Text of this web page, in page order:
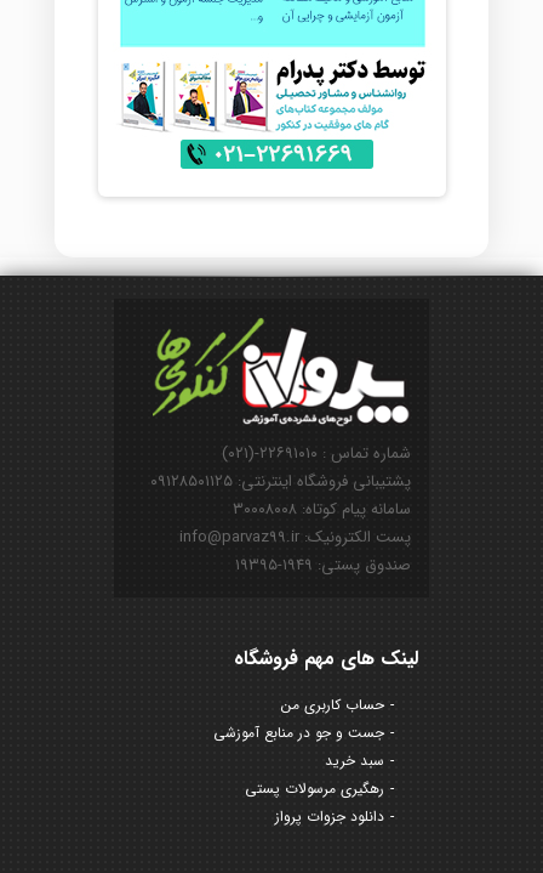
شماره تماس : ۲۲۶۹۱۰۱۰-(۰۲۱)
پشتیبانی فروشگاه اینترنتی: ۰۹۱۲۸۵۰۱۱۲۵
سامانه پیام کوتاه: ۳۰۰۰۸۰۰۸
پست الکترونیک: info@parvaz99.ir
صندوق پستی: ۱۹۴۹-۱۹۳۹۵
لینک های مهم فروشگاه
حساب کاربری من
جست و جو در منابع آموزشی
سبد خرید
رهگیری مرسولات پستی
دانلود جزوات پرواز